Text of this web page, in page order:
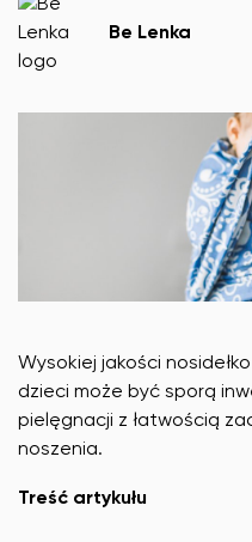
Be Lenka
Wysokiej jakości
dzieci może być sporą
pielęgnacji z łatwością
noszenia.
Treść artykułu